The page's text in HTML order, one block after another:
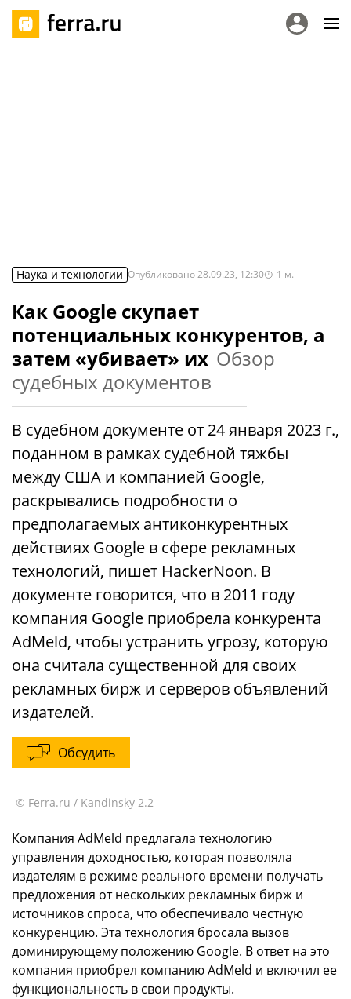
Наука и технологии Опубликовано28.09.23, 12:30 1 м.
Как Google скупает
потенциальных конкурентов, а
затем «убивает» их Обзор
судебных документов
В судебном документе от 24 января 2023 г.,
поданном в рамках судебной тяжбы
между США и компанией Google,
раскрывались подробности о
предполагаемых антиконкурентных
действиях Google в сфере рекламных
технологий, пишет HackerNoon. В
документе говорится, что в 2011 году
компания Google приобрела конкурента
AdMeld, чтобы устранить угрозу, которую
она считала существенной для своих
рекламных бирж и серверов объявлений
издателей.
Обсудить
© Ferra.ru / Kandinsky 2.2
Компания AdMeld предлагала технологию
управления доходностью, которая позволяла
издателям в режиме реального времени получать
предложения от нескольких рекламных бирж и
источников спроса, что обеспечивало честную
конкуренцию. Эта технология бросала вызов
доминирующему положению Google. В ответ на это
компания приобрел компанию AdMeld и включил ее
функциональность в свои продукты.